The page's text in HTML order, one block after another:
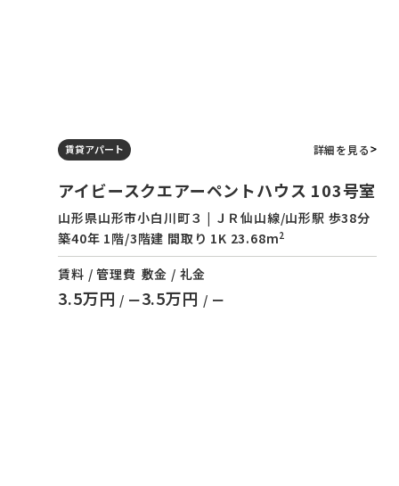
賃貸アパート 詳細を見る
アイビースクエアーペントハウス 103号室
山形県山形市小白川町３ | ＪＲ仙山線/山形駅 歩38分
築40年 1階/3階建 間取り 1K 23.68m2
賃料 / 管理費
3.5万円 / ー
敷金 / 礼金
3.5万円 / ー